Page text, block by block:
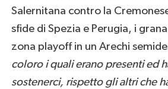
Salernitana contro la
sfide di Spezia e Perugia, i
zona playoff in un Arechi
coloro i quali erano presenti ed
sostenerci, rispetto gli altri che